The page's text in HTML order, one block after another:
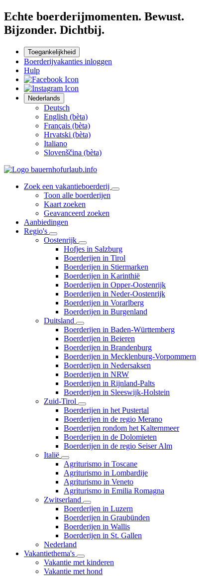
Echte boerderijmomenten. Bewust.
Bijzonder. Dichtbij.
Toegankelijkheid
Boerderijvakanties inloggen
Hulp
Nederlands
Deutsch
English (bèta)
Français (bèta)
Hrvatski (bèta)
Italiano
Slovenščina (bèta)
Zoek een vakantieboerderij
Toon alle boerderijen
Kaart zoeken
Geavanceerd zoeken
Aanbiedingen
Regio's
Oostenrijk
Hofjes in Salzburg
Boerderijen in Tirol
Boerderijen in Stiermarken
Boerderijen in Karinthië
Boerderijen in Opper-Oostenrijk
Boerderijen in Neder-Oostenrijk
Boerderijen in Vorarlberg
Boerderijen in Burgenland
Duitsland
Boerderijen in Baden-Württemberg
Boerderijen in Beieren
Boerderijen in Brandenburg
Boerderijen in Mecklenburg-Vorpommern
Boerderijen in Nedersaksen
Boerderijen in NRW
Boerderijen in Rijnland-Palts
Boerderijen in Sleeswijk-Holstein
Zuid-Tirol
Boerderijen in het Pustertal
Boerderijen in de regio Merano
Boerderijen rondom het Kalternmeer
Boerderijen in de Dolomieten
Boerderijen in de regio Seiser Alm
Italië
Agriturismo in Toscane
Agriturismo in Lombardije
Agriturismo in Veneto
Agriturismo in Emilia Romagna
Zwitserland
Boerderijen in Luzern
Boerderijen in Graubünden
Boerderijen in Wallis
Boerderijen in St. Gallen
Nederland
Vakantiethema's
Vakantie met kinderen
Vakantie met hond